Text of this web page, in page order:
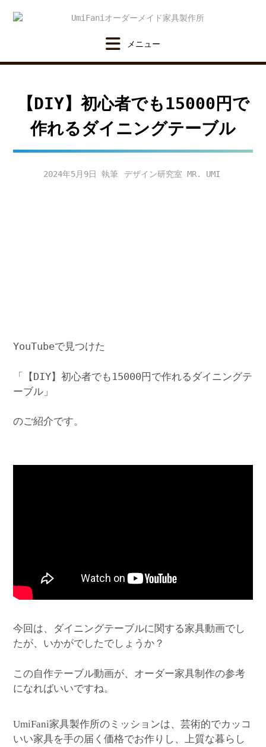
【DIY】初心者でも15000円で
作れるダイニングテーブル
2024年5月9日 デザイン研究室 MR. UMI
YouTubeで見つけた
「【DIY】初心者でも15000円で作れるダイニングテ
ーブル」
のご紹介です。
今回は、ダイニングテーブルに関する家具動画でし
たが、いかがでしたでしょうか？
この自作テーブル動画が、オーダー家具制作の参考
になればいいですね。
UmiFani家具製作所のミッションは、芸術的でカッコ
いい家具を手の届く価格でお作りし、上質な暮らし